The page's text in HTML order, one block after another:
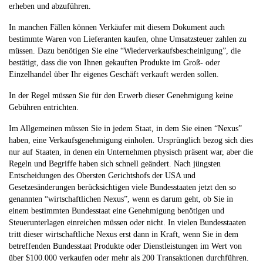
erheben und abzuführen.
In manchen Fällen können Verkäufer mit diesem Dokument auch
bestimmte Waren von Lieferanten kaufen, ohne Umsatzsteuer zahlen zu
müssen. Dazu benötigen Sie eine “Wiederverkaufsbescheinigung”, die
bestätigt, dass die von Ihnen gekauften Produkte im Groß- oder
Einzelhandel über Ihr eigenes Geschäft verkauft werden sollen.
In der Regel müssen Sie für den Erwerb dieser Genehmigung keine
Gebühren entrichten.
Im Allgemeinen müssen Sie in jedem Staat, in dem Sie einen “Nexus”
haben, eine Verkaufsgenehmigung einholen. Ursprünglich bezog sich dies
nur auf Staaten, in denen ein Unternehmen physisch präsent war, aber die
Regeln und Begriffe haben sich schnell geändert. Nach jüngsten
Entscheidungen des Obersten Gerichtshofs der USA und
Gesetzesänderungen berücksichtigen viele Bundesstaaten jetzt den so
genannten “wirtschaftlichen Nexus”, wenn es darum geht, ob Sie in
einem bestimmten Bundesstaat eine Genehmigung benötigen und
Steuerunterlagen einreichen müssen oder nicht. In vielen Bundesstaaten
tritt dieser wirtschaftliche Nexus erst dann in Kraft, wenn Sie in dem
betreffenden Bundesstaat Produkte oder Dienstleistungen im Wert von
über $100.000 verkaufen oder mehr als 200 Transaktionen durchführen.